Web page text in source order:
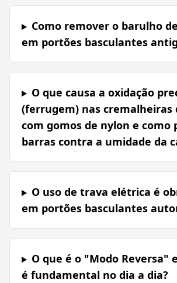
Como remover o barulho
em portões basculantes
O que causa a oxidação
(ferrugem) nas cremalheiras
com gomos de nylon e como
barras contra a umidade da
O uso de trava elétrica é
em portões basculantes
O que é o "Modo Reversa"
é fundamental no dia a dia?